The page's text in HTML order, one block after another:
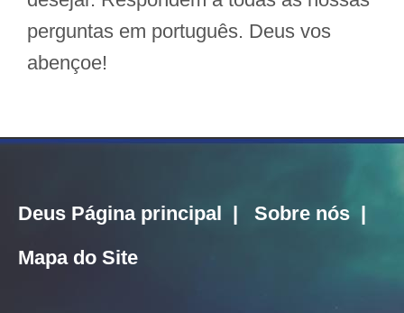
perguntas em português. Deus vos
abençoe!
Deus Página principal Sobre nós
Mapa do Site